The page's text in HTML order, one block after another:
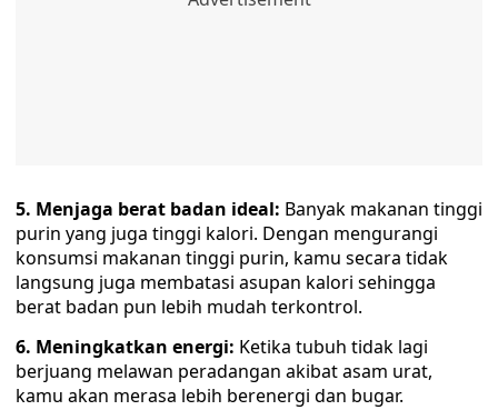
5. Menjaga berat badan ideal: Banyak makanan tinggi
purin yang juga tinggi kalori. Dengan mengurangi
konsumsi makanan tinggi purin, kamu secara tidak
langsung juga membatasi asupan kalori sehingga
berat badan pun lebih mudah terkontrol.
6. Meningkatkan energi: Ketika tubuh tidak lagi
berjuang melawan peradangan akibat asam urat,
kamu akan merasa lebih berenergi dan bugar.